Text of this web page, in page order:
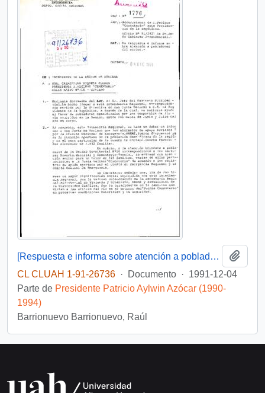
[Respuesta e informa sobre atención a pobladores]
CL CLUAH 1-91-26736 · Documento · 1991-12-04
Parte de Presidente Patricio Aylwin Azócar (1990-
1994)
Barrionuevo Barrionuevo, Raúl